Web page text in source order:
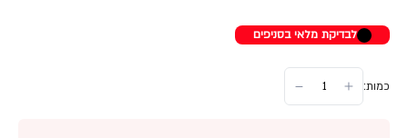
לבדיקת מלאי בסניפים
כמות: